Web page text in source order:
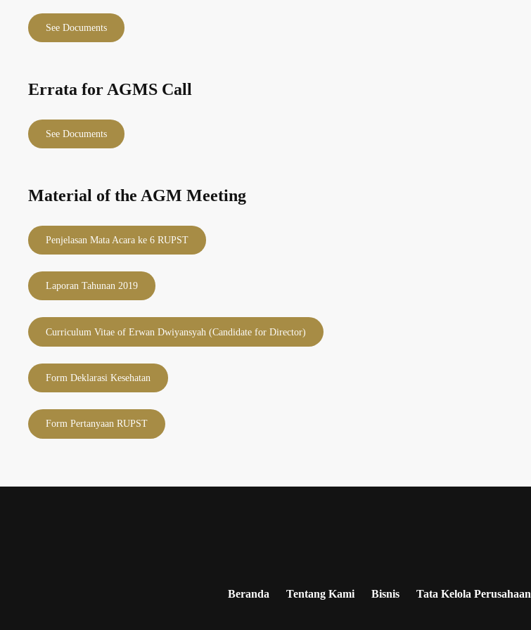
See Documents
Errata for AGMS Call
See Documents
Material of the AGM Meeting
Penjelasan Mata Acara ke 6 RUPST
Laporan Tahunan 2019
Curriculum Vitae of Erwan Dwiyansyah (Candidate for Director)
Form Deklarasi Kesehatan
Form Pertanyaan RUPST
Beranda Tentang Kami Bisnis Tata Kelola Perusahaan